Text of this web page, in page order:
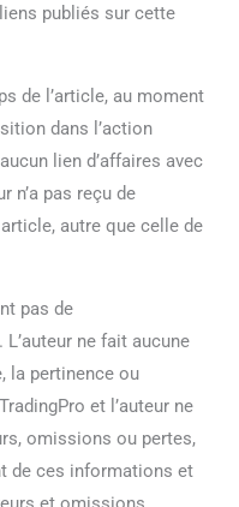
publiés sur cette
de l’article, au moment
dans l’action
lien d’affaires avec
n’a pas reçu de
autre que celle de
pas de
ne fait aucune
la pertinence ou
et l’auteur ne
omissions ou pertes,
de ces informations et